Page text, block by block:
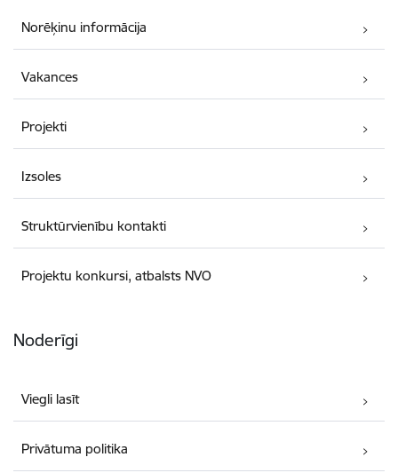
Norēķinu informācija
Vakances
Projekti
Izsoles
Struktūrvienību kontakti
Projektu konkursi, atbalsts NVO
Noderīgi
Viegli lasīt
Privātuma politika